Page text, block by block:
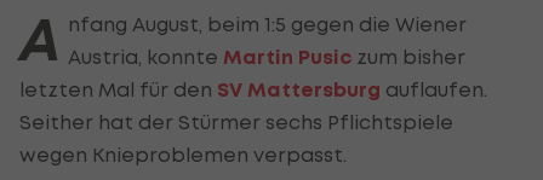
A nfang August, beim 1:5 gegen die Wiener
Austria, konnte Martin Pusic zum bisher
letzten Mal für den SV Mattersburg auflaufen.
Seither hat der Stürmer sechs Pflichtspiele
wegen Knieproblemen verpasst.